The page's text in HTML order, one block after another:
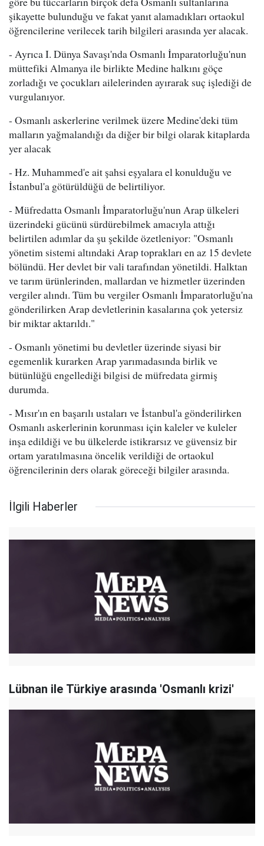
şikayette bulunduğu ve fakat yanıt alamadıkları ortaokul
öğrencilerine verilecek tarih bilgileri arasında yer alacak.
- Ayrıca I. Dünya Savaşı'nda Osmanlı İmparatorluğu'nun
müttefiki Almanya ile birlikte Medine halkını göçe
zorladığı ve çocukları ailelerinden ayırarak suç işlediği de
vurgulanıyor.
- Osmanlı askerlerine verilmek üzere Medine'deki tüm
malların yağmalandığı da diğer bir bilgi olarak kitaplarda
yer alacak
- Hz. Muhammed'e ait şahsi eşyalara el konulduğu ve
İstanbul'a götürüldüğü de belirtiliyor.
- Müfredatta Osmanlı İmparatorluğu'nun Arap ülkeleri
üzerindeki gücünü sürdürebilmek amacıyla attığı
belirtilen adımlar da şu şekilde özetleniyor: "Osmanlı
yönetim sistemi altındaki Arap toprakları en az 15 devlete
bölündü. Her devlet bir vali tarafından yönetildi. Halktan
ve tarım ürünlerinden, mallardan ve hizmetler üzerinden
vergiler alındı. Tüm bu vergiler Osmanlı İmparatorluğu'na
gönderilirken Arap devletlerinin kasalarına çok yetersiz
bir miktar aktarıldı."
- Osmanlı yönetimi bu devletler üzerinde siyasi bir
egemenlik kurarken Arap yarımadasında birlik ve
bütünlüğü engellediği bilgisi de müfredata girmiş
durumda.
- Mısır'ın en başarılı ustaları ve İstanbul'a gönderilirken
Osmanlı askerlerinin korunması için kaleler ve kuleler
inşa edildiği ve bu ülkelerde istikrarsız ve güvensiz bir
ortam yaratılmasına öncelik verildiği de ortaokul
öğrencilerinin ders olarak göreceği bilgiler arasında.
İlgili Haberler
Lübnan ile Türkiye arasında 'Osmanlı krizi'